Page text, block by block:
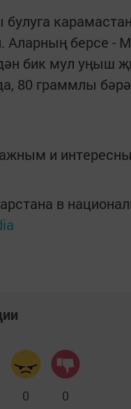
Аларның берсе -
бик мул уңыш
80 граммлы
и
в
0 0